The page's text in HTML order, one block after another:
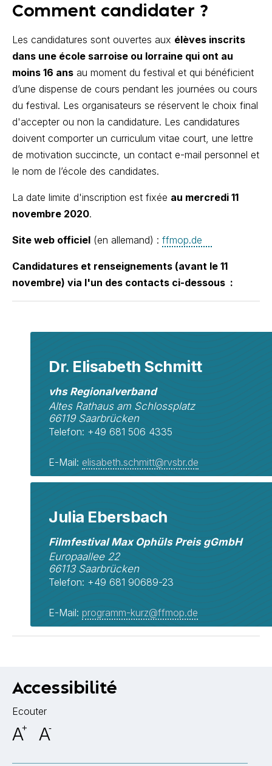
Comment candidater ?
Les candidatures sont ouvertes aux élèves inscrits
dans une école sarroise ou lorraine qui ont au
moins 16 ans au moment du festival et qui bénéficient
d’une dispense de cours pendant les journées ou cours
du festival. Les organisateurs se réservent le choix final
d'accepter ou non la candidature. Les candidatures
doivent comporter un curriculum vitae court, une lettre
de motivation succincte, un contact e-mail personnel et
le nom de l’école des candidates.
La date limite d'inscription est fixée au mercredi 11
novembre 2020.
Site web officiel (en allemand) : ffmop.de
Candidatures et renseignements (avant le 11
novembre) via l'un des contacts ci-dessous :
Dr. Elisabeth Schmitt
vhs Regionalverband
Altes Rathaus am Schlossplatz
66119 Saarbrücken
Telefon: +49 681 506 4335
E-Mail: elisabeth.schmitt@rvsbr.de
Julia Ebersbach
Filmfestival Max Ophüls Preis gGmbH
Europaallee 22
66113 Saarbrücken
Telefon: +49 681 90689-23
E-Mail: programm-kurz@ffmop.de
Accessibilité
Ecouter
A+ A-